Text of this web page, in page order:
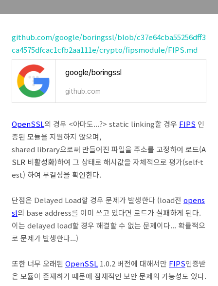
github.com/google/boringssl/blob/c37e64cba55256dff3
ca4575dfcac1cfb2aa111e/crypto/fipsmodule/FIPS.md
google/boringssl
github.com
OpenSSL의 경우 <아마도...?> static linking할 경우 FIPS 인
증된 모듈을 지원하지 않으며,
shared library으로써 만들어진 파일을 주소를 고정하여 로드(A
SLR 비활성화)하여 그 상태로 해시값을 자체적으로 평가(self-t
est) 하여 무결성을 확인한다.
단점은 Delayed Load할 경우 문제가 발생한다 (load전 opens
sl의 base address를 이미 쓰고 있다면 로드가 실패하게 된다.
이는 delayed load할 경우 해결할 수 없는 문제이다... 확률적으
로 문제가 발생한다...)
또한 너무 오래된 OpenSSL 1.0.2 버전에 대해서만 FIPS인증받
은 모듈이 존재하기 때문에 잠재적인 보안 문제의 가능성도 있다.